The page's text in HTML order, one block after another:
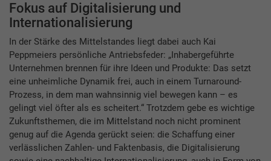
Fokus auf Digitalisierung und
Internationalisierung
In der Stärke des Mittelstandes liegt dabei auch Kai
Peppmeiers persönliche Antriebsfeder: „Inhabergeführte
Unternehmen brennen für ihre Ideen und Produkte: Das setzt
eine unheimliche Dynamik frei, auch in einem Turnaround-
Prozess, in dem man wahnsinnig viel bewegen kann – es
gelingt viel öfter als es scheitert.“ Trotzdem gebe es wichtige
Zukunftsthemen, die im Mittelstand noch nicht prominent
genug auf die Agenda gerückt seien: die Schaffung einer
verlässlichen Zahlen- und Faktenbasis, die Digitalisierung